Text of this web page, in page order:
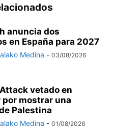
anuncia dos
en España para 2027
Medina - 03/08/2026
vetado en
por mostrar una
Palestina
Medina - 01/08/2026